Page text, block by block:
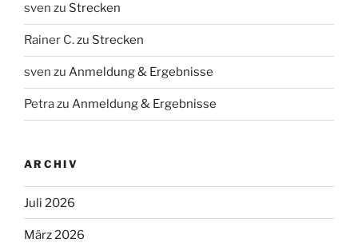
sven zu Strecken
Rainer C.zu Strecken
sven zu Anmeldung & Ergebnisse
Petrazu Anmeldung & Ergebnisse
ARCHIV
Juli 2026
März 2026